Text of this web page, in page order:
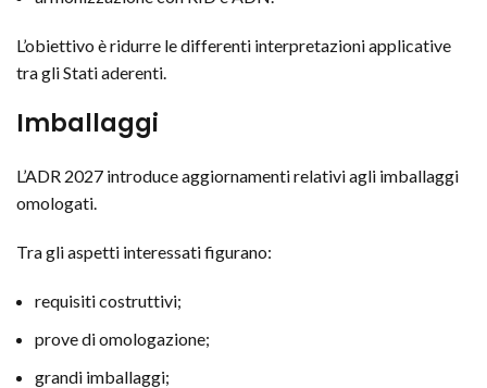
L’obiettivo è ridurre le differenti interpretazioni applicative
tra gli Stati aderenti.
Imballaggi
L’ADR 2027 introduce aggiornamenti relativi agli imballaggi
omologati.
Tra gli aspetti interessati figurano:
requisiti costruttivi;
prove di omologazione;
grandi imballaggi;